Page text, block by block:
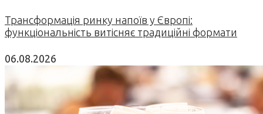
Трансформація ринку напоїв у Європі:
функціональність витісняє традиційні формати
06.08.2026